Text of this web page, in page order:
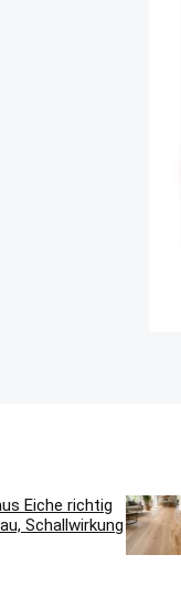
Eiche richtig
Schallwirkung